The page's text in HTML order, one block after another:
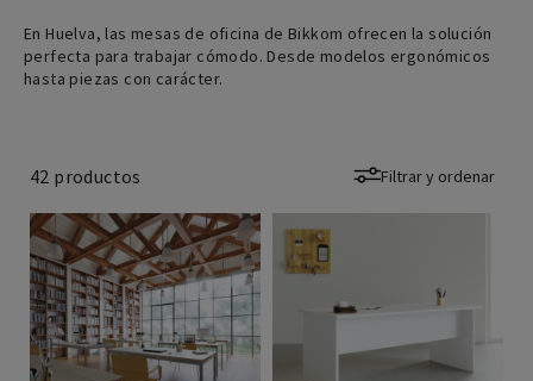
En Huelva, las mesas de oficina de Bikkom ofrecen la solución
perfecta para trabajar cómodo. Desde modelos ergonómicos
hasta piezas con carácter.
Filtrar y ordenar
42 productos
Sillas de Confidente
Sillas giratorias
Sillas teletrabajo
Mesas de reuniones
Mesas Altas
Mesas Elevables
Archivadores
Sillas recepción